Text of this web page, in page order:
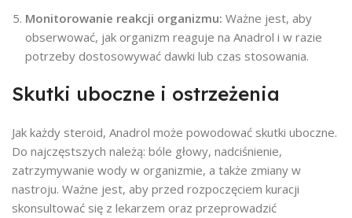
Monitorowanie reakcji organizmu: Ważne jest, aby
obserwować, jak organizm reaguje na Anadrol i w razie
potrzeby dostosowywać dawki lub czas stosowania.
Skutki uboczne i ostrzeżenia
Jak każdy steroid, Anadrol może powodować skutki uboczne.
Do najczęstszych należą: bóle głowy, nadciśnienie,
zatrzymywanie wody w organizmie, a także zmiany w
nastroju. Ważne jest, aby przed rozpoczęciem kuracji
skonsultować się z lekarzem oraz przeprowadzić